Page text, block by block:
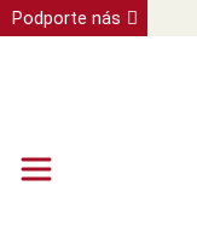
Podporte nás